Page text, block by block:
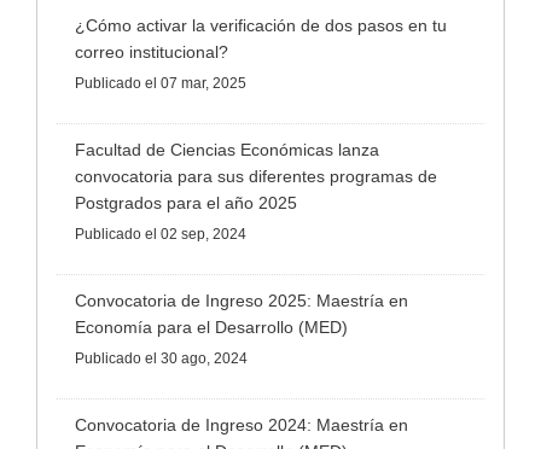
¿Cómo activar la verificación de dos pasos en tu
correo institucional?
Publicado el 07 mar, 2025
Facultad de Ciencias Económicas lanza
convocatoria para sus diferentes programas de
Postgrados para el año 2025
Publicado el 02 sep, 2024
Convocatoria de Ingreso 2025: Maestría en
Economía para el Desarrollo (MED)
Publicado el 30 ago, 2024
Convocatoria de Ingreso 2024: Maestría en